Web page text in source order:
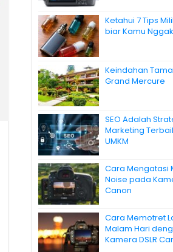
Ketahui 7 Tips
biar Kamu
Keindahan
Grand Mercure
SEO Adalah
Marketing
UMKM
Cara Mengatasi
Noise pada
Canon
Cara Memotret
Malam Hari
Kamera DSLR